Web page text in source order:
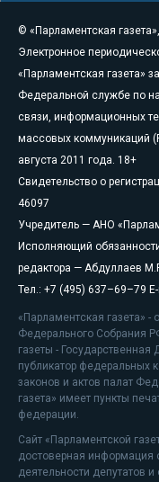
© «Парламентская
Электронное
«Парламентская газета»
Федеральной службе по
связи, информационных
массовых коммуникаций
августа 2011 года. 18+
Свидетельство о
46097
Учредитель — АНО
Исполняющий
редактора — Абдуллаев
Тел.: +7 (495) 637–69–79
«Парламентская газета»
Федерального Собрания
газеты -
публикатор федеральных
законов и актов палат
газета» имеет пункты
федерации.
Сайт «Парламентской
достоверная информация
деятельности депутатов